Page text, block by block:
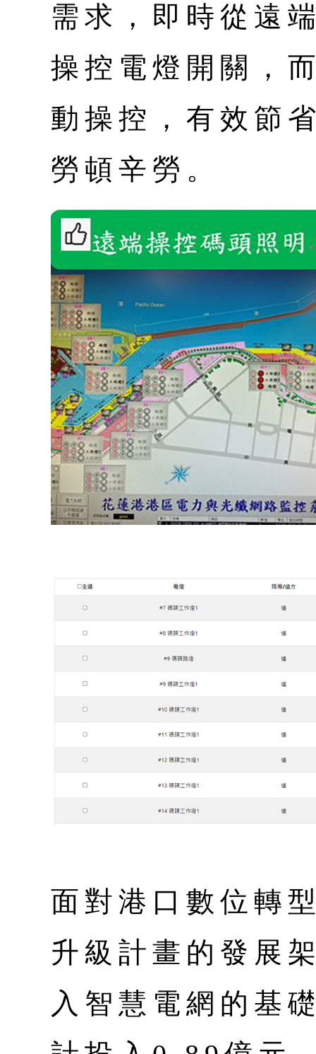
需求，即時從遠
操控電燈開關，
動操控，有效節
勞頓辛勞。
面對港口數位轉
升級計畫的發展
入智慧電網的基